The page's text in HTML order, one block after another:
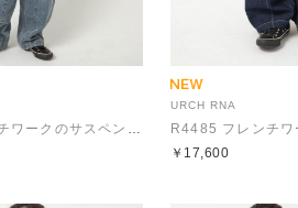
O0761 フレンチワークのサスペンダーチョアパンツ
URCH RNA
￥17,600